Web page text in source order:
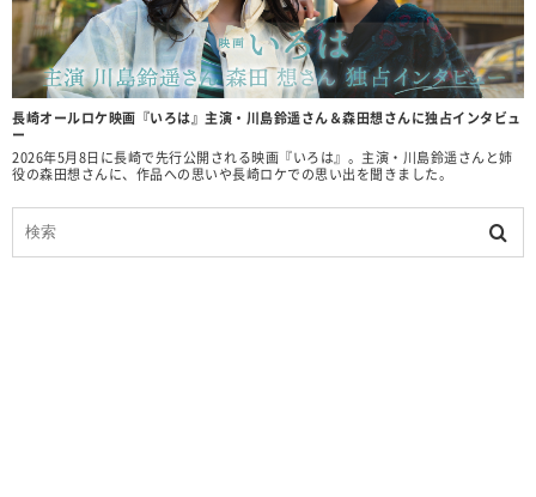
長崎オールロケ映画『いろは』主演・川島鈴遥さん＆森田想さんに独占インタビュ
ー
2026年5月8日に長崎で先行公開される映画『いろは』。主演・川島鈴遥さんと姉
役の森田想さんに、作品への思いや長崎ロケでの思い出を聞きました。